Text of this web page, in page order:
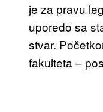
je za pravu
uporedo sa
stvar.
fakulteta –